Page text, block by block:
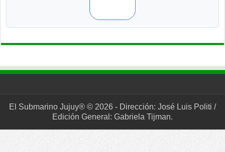
El Submarino Jujuy® © 2026 - Dirección: José Luis Politi /
Edición General: Gabriela Tijman.